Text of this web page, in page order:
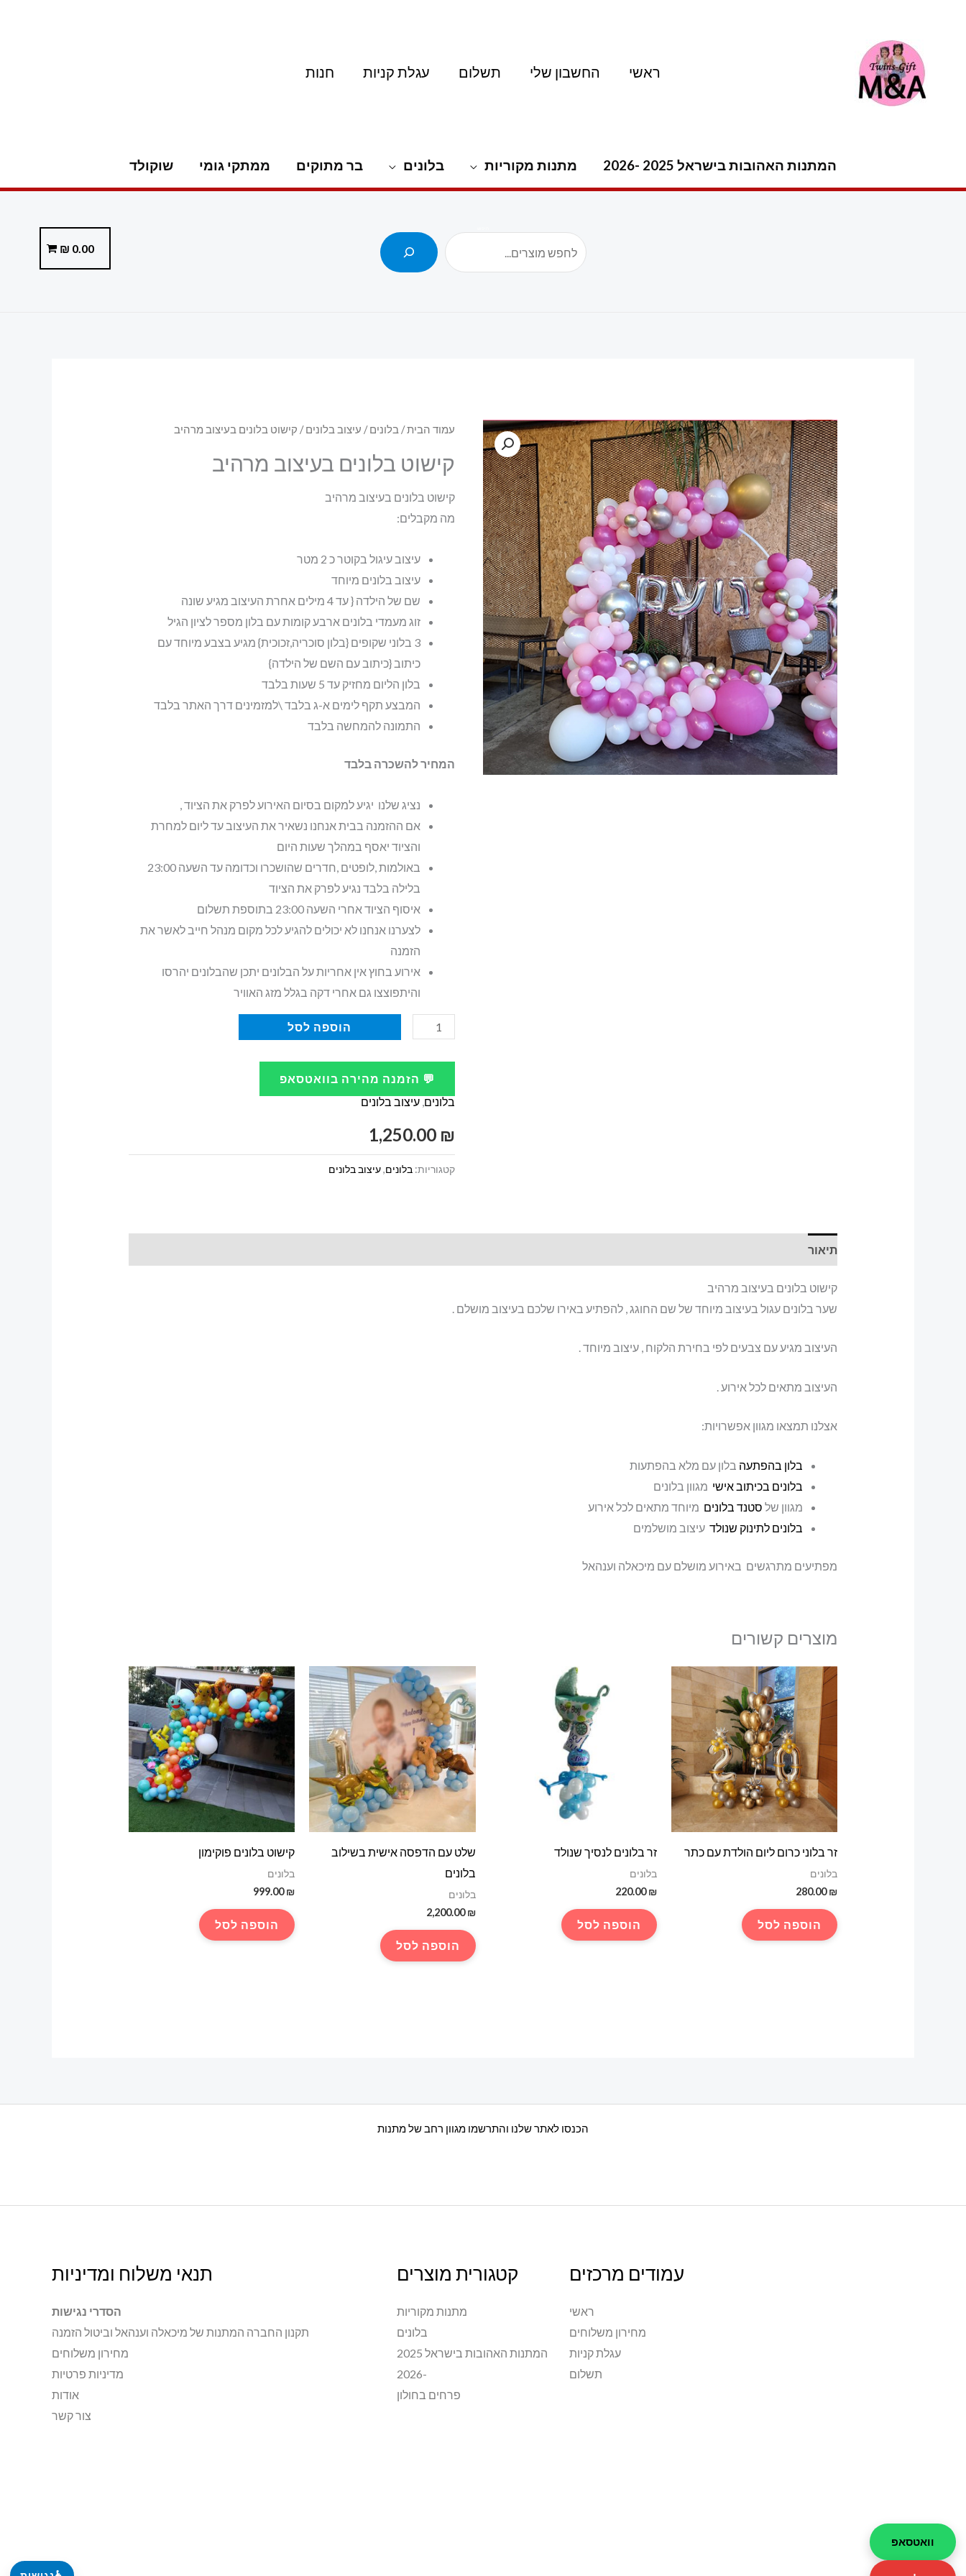
ראשי החשבון שלי תשלום עגלת קניות חנות
המתנות האהובות בישראל 2025 -2026 מתנות מקוריות בלונים בר מתוקים ממתקי גומי שוקולד
0.00
₪
עמוד הבית/ בלונים/ עיצוב בלונים/ קישוט בלונים בעיצוב מרהיב
קישוט בלונים בעיצוב מרהיב
קישוט בלונים בעיצוב מרהיב
מה מקבלים:
עיצוב עיגול בקוטר כ 2 מטר
עיצוב בלונים מיוחד
שם של הילדה { עד 4 מילים אחרת העיצוב מגיע שונה
זוג מעמדי בלונים ארבע קומות עם בלון מספר לציון הגיל
3 בלוני שקופים {בלון סוכריה,זכוכית} מגיע בצבע מיוחד עם
כיתוב {כיתוב עם השם של הילדה}
בלון הליום מחזיק עד 5 שעות בלבד
המבצע תקף לימים א-ג בלבד \למזמינים דרך האתר בלבד
התמונה להמחשה בלבד
המחיר להשכרה בלבד
נציג שלנו יגיע למקום בסיום האירוע לפרק את הציוד ,
אם ההזמנה בבית אנחנו נשאיר את העיצוב עד ליום למחרת
והציוד יאסף במהלך שעות היום
באולמות ,לופטים ,חדרים שהושכרו וכדומה עד השעה 23:00
בלילה בלבד נגיע לפרק את הציוד
איסוף הציוד אחרי השעה 23:00 בתוספת תשלום
לצערנו אנחנו לא יכולים להגיע לכל מקום מנהל חייב לאשר את
הזמנה
אירוע בחוץ אין אחריות על הבלונים יתכן שהבלונים יהרסו
והיתפוצצו גם אחרי דקה בגלל מזג האוויר
כמות
קישוט
בלונים
בעיצוב
מרהיב
הוספה לסל
💬 הזמנה מהירה בוואטסאפ
בלונים,עיצוב בלונים
1,250.00 ₪
קטגוריות:בלונים,עיצוב בלונים
תיאור
קישוט בלונים בעיצוב מרהיב
שער בלונים עגול בעיצוב מיוחד של שם החוגג , להפתיע באירו שלכם בעיצוב מושלם .
העיצוב מגיע עם צבעים לפי בחירת הלקוח , עיצוב מיוחד .
העיצוב מתאים לכל אירוע .
אצלנו תמצאו מגוון אפשרויות:
בלון בהפתעה בלון עם מלא בהפתעות
בלונים בכיתוב אישי מגוון בלונים
מגוון שלסטנד בלונים מיוחד מתאים לכל אירוע
בלונים לתינוק שנולד עיצוב מושלמים
מפתיעים מתרגשים באירוע מושלם עם מיכאלה וענהאל
מוצרים קשורים
זר בלוני כרום ליום הולדת עם כתר
בלונים
280.00₪
הוספה לסל
זר בלונים לנסיך שנולד
בלונים
220.00₪
הוספה לסל
שלט עם הדפסה אישית בשילוב
בלונים
בלונים
2,200.00₪
הוספה לסל
קישוט בלונים פוקימון
בלונים
999.00₪
הוספה לסל
הכנסו לאתר שלנו והתרשמו מגוון רחב של מתנות
עמודים מרכזים
ראשי
מחירון משלוחים
עגלת קניות
תשלום
קטגורית מוצרים
מתנות מקוריות
בלונים
המתנות האהובות בישראל 2025
-2026
פרחים בחולון
תנאי משלוח ומדיניות
הסדרי נגישות
תקנון החברה המתנות של מיכאלה וענהאל וביטול הזמנה
מחירון משלוחים
מדיניות פרטיות
אודות
צור קשר
וואטסאפ